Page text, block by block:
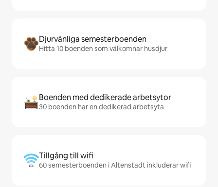
Djurvänliga semesterboenden
Hitta 10 boenden som välkomnar husdjur
Boenden med dedikerade arbetsytor
30 boenden har en dedikerad arbetsyta
Tillgång till wifi
60 semesterboenden i Altenstadt inkluderar wifi